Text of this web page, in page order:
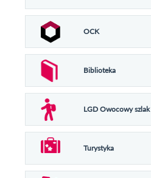
OCK
Biblioteka
LGD Owocowy szlak
Turystyka